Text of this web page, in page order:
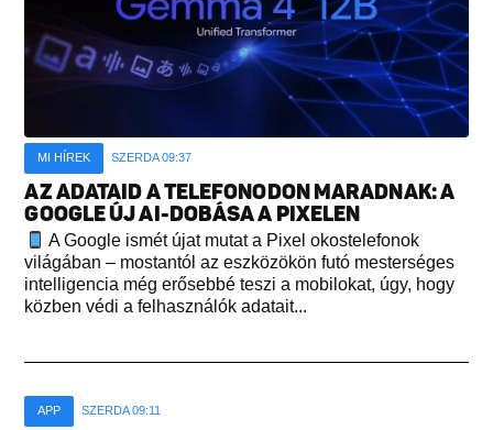
MI HÍREK SZERDA 09:37
AZ ADATAID A TELEFONODON MARADNAK: A
GOOGLE ÚJ AI-DOBÁSA A PIXELEN
A Google ismét újat mutat a Pixel okostelefonok
világában – mostantól az eszközökön futó mesterséges
intelligencia még erősebbé teszi a mobilokat, úgy, hogy
közben védi a felhasználók adatait...
APP SZERDA 09:11